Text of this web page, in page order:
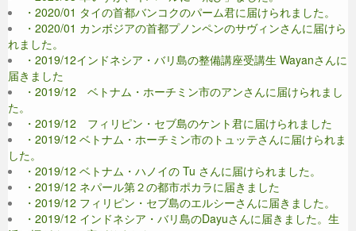
・2020/01 タイの首都バンコクのパーム君に届けられました。
・2020/01 カンボジアの首都プノンペンのサヴィンさんに届けら
れました。
・2019/12インドネシア・バリ島の整備講座受講生 Wayanさんに
届きました
・2019/12 ベトナム・ホーチミン市のアンさんに届けられまし
た。
・2019/12 フィリピン・セブ島のケント君に届けられました
・2019/12 ベトナム・ホーチミン市のトュッテさんに届けられま
した。
・2019/12 ベトナム・ハノイの Tu さんに届けられました。
・2019/12 ネパール第２の都市ポカラに届きました
・2019/12 フィリピン・セブ島のエルシーさんに届きました。
・2019/12 インドネシア・バリ島のDayuさんに届きました。生